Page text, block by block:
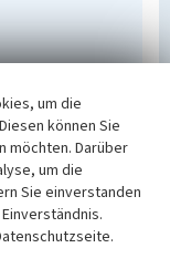
um die
können Sie
möchten. Darüber
um die
Sie einverstanden